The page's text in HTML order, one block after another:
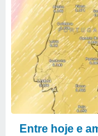
Entre hoje e